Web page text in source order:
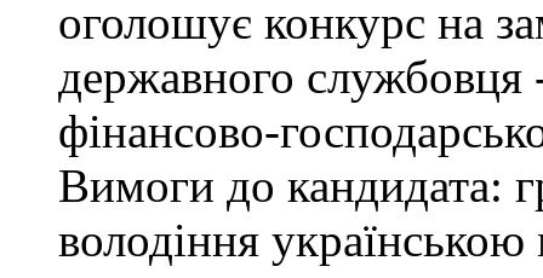
оголошує конкурс на
державного службовця
фінансово-
Вимоги до кандидата:
володіння